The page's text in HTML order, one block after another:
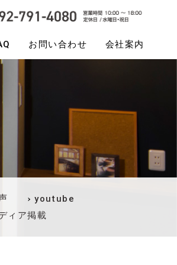
お問い合わせ 会社案内
youtube
ィア掲載